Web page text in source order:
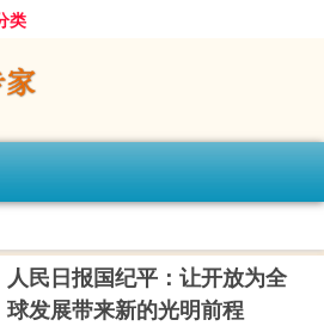
类
人民日报国纪平：让开放为全
球发展带来新的光明前程